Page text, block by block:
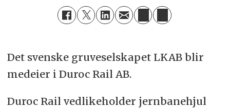
Det svenske gruveselskapet LKAB blir
medeier i Duroc Rail AB.
Duroc Rail vedlikeholder jernbanehjul